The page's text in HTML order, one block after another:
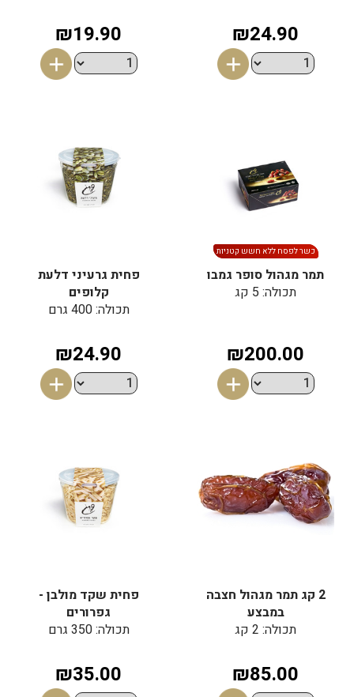
₪24.90
₪19.90
כשר לפסח ללא חשש קטניות
תמר מגהול סופר גמבו
תכולה: 5 קג
₪200.00
פחית גרעיני דלעת
קלופים
תכולה: 400 גרם
₪24.90
2 קג תמר מגהול חצבה
במבצע
תכולה: 2 קג
₪85.00
פחית שקד מולבן -
גפרורים
תכולה: 350 גרם
₪35.00